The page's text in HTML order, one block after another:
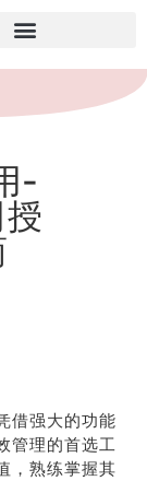
-
借强大的功能
管理的首选工
，熟练掌握其